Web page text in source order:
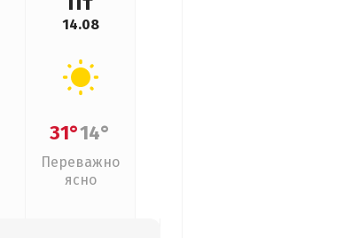
14.08
31°14°
Переважно
ясно